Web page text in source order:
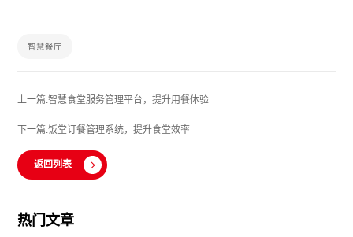
智慧餐厅
上一篇:智慧食堂服务管理平台，提升用餐体验
下一篇:饭堂订餐管理系统，提升食堂效率
返回列表
热门文章